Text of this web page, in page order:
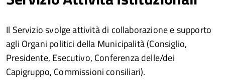
network
Facebook
su
Twitter
Condividi
su
Condividi
Il Servizio svolge attività di collaborazione e supporto
agli Organi politici della Municipalità (Consiglio,
Presidente, Esecutivo, Conferenza delle/dei
Capigruppo, Commissioni consiliari).